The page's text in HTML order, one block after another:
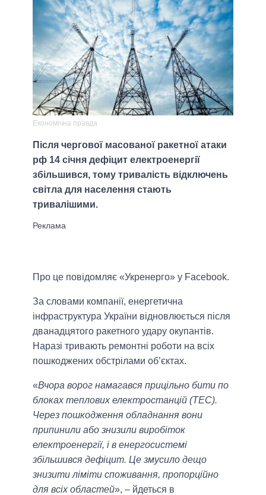
Економічна правда
Після чергової масованої ракетної атаки
рф 14 січня дефіцит електроенергії
збільшився, тому тривалість відключень
світла для населення стають
тривалішими.
Про це повідомляє «Укренерго» у Facebook.
За словами компанії, енергетична
інфраструктура України відновлюється після
дванадцятого ракетного удару окупантів.
Наразі тривають ремонтні роботи на всіх
пошкоджених обстрілами об’єктах.
«Вчора ворог намагався прицільно бити по
блоках теплових електростанцій (ТЕС).
Через пошкодження обладнання вони
припинили або знизили виробіток
електроенергії, і в енергосистемі
збільшився дефіцит. Це змусило дещо
знизити ліміти споживання, пропорційно
для всіх областей», – йдеться в